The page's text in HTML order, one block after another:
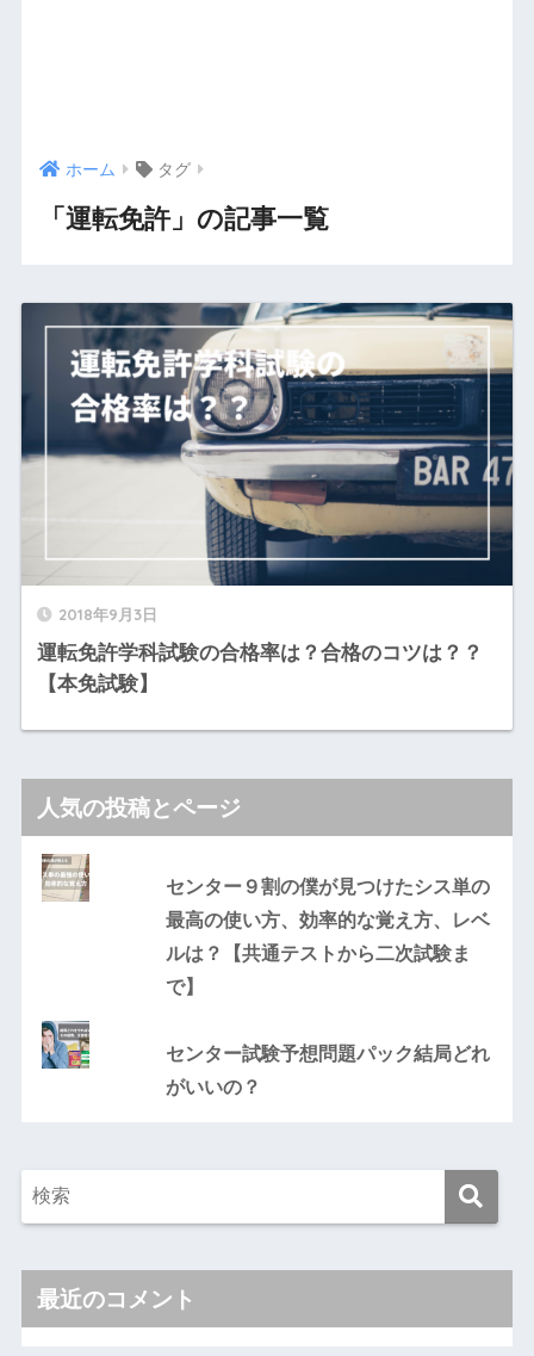
ホーム タグ
「運転免許」の記事一覧
2018年9月3日
運転免許学科試験の合格率は？合格のコツは？？
【本免試験】
人気の投稿とページ
センター９割の僕が見つけたシス単の
最高の使い方、効率的な覚え方、レベ
ルは？【共通テストから二次試験ま
で】
センター試験予想問題パック結局どれ
がいいの？
最近のコメント